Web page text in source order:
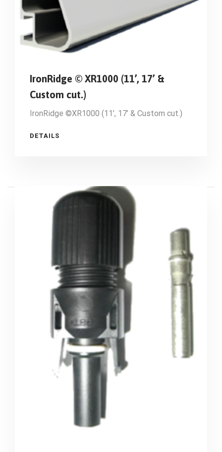
IronRidge © XR1000 (11’, 17’ &
Custom cut.)
IronRidge ©XR1000 (11’, 17’ & Custom cut.)
DETAILS